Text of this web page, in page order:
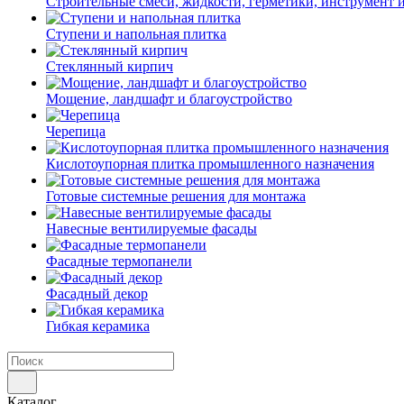
Ступени и напольная плитка
Cтеклянный кирпич
Мощение, ландшафт и благоустройство
Черепица
Кислотоупорная плитка промышленного назначения
Готовые системные решения для монтажа
Навесные вентилируемые фасады
Фасадные термопанели
Фасадный декор
Гибкая керамика